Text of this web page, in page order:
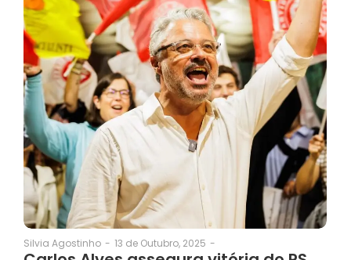
Silvia Agostinho - 13 de Outubro, 2025 -